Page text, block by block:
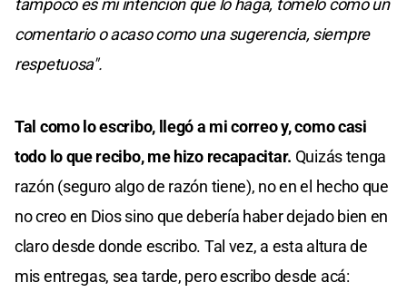
comentario o acaso como una sugerencia, siempre
respetuosa".
Tal como lo escribo, llegó a mi correo y, como casi
todo lo que recibo, me hizo recapacitar. Quizás tenga
razón (seguro algo de razón tiene), no en el hecho que
no creo en Dios sino que debería haber dejado bien en
claro desde donde escribo. Tal vez, a esta altura de
mis entregas, sea tarde, pero escribo desde acá: